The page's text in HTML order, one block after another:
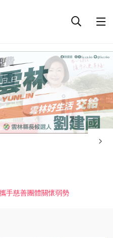
手慈善團體關懷弱勢